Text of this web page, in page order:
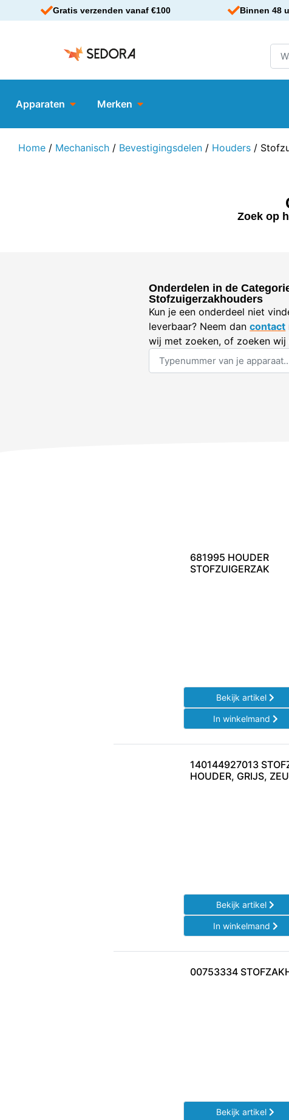
Gratis verzenden vanaf €100 Binnen 48
Apparaten Merken
Home / Mechanisch / Bevestigingsdelen / Houders /
Zoek op
Onderdelen in de
Stofzuigerzakhouders
Kun je een onderdeel niet
leverbaar? Neem dancontact
wij met zoeken, of zoeken wij
681995 HOUDER
STOFZUIGERZAK
Bekijk artikel
In winkelmand
140144927013
HOUDER, GRIJS,
Bekijk artikel
In winkelmand
00753334
Bekijk artikel